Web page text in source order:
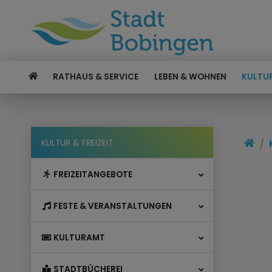
RATHAUS & SERVICE LEBEN & WOHNEN
KULTUR & FREIZEIT
FREIZEITANGEBOTE
FESTE & VERANSTALTUNGEN
KULTURAMT
STADTBÜCHEREI